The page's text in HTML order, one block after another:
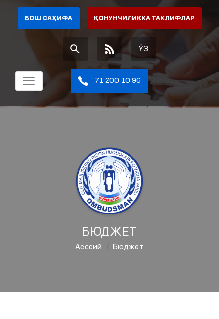
БОШ САҲИФА ҚОНУНЧИЛИККА ТАКЛИФЛАР
ЎЗ
71 200 10 96
БЮДЖЕТ
Aсосий Бюджет